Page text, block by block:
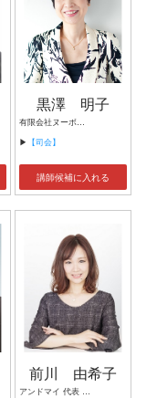
黒澤 明子
有限会社ヌーボヌール代表取締役
▶ 【司会】
講師候補に入れる
前川 由希子
アンドマイ 代表 組織活性化コンサルタント